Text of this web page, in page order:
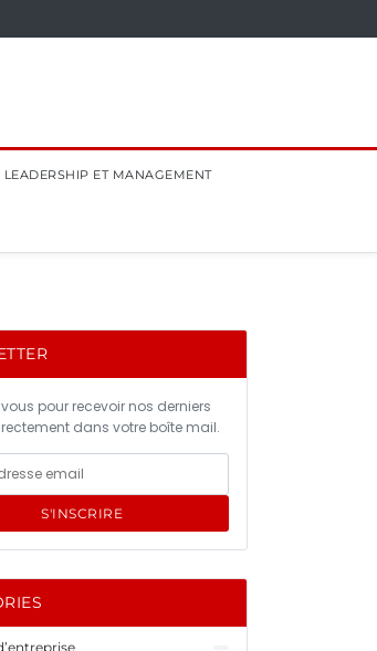
LEADERSHIP ET MANAGEMENT
pour recevoir nos derniers
dans votre boîte mail.
S'INSCRIRE